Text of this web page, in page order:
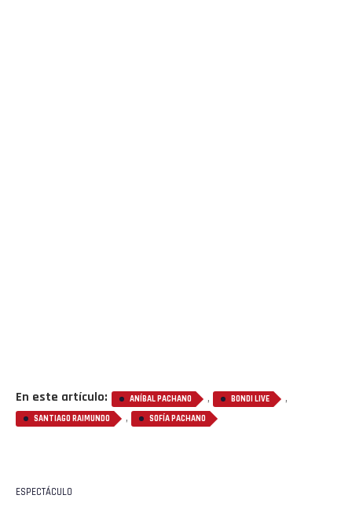
En este artículo: ANÍBAL PACHANO , BONDI LIVE ,
SANTIAGO RAIMUNDO , SOFÍA PACHANO
ESPECTÁCULO